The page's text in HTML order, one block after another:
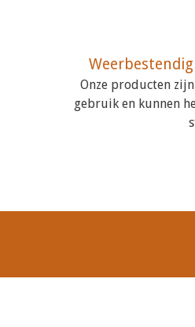
Onze producten
gebruik en kunnen